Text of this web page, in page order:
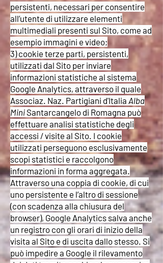
persistenti, necessari per consentire
all’utente di utilizzare elementi
multimediali presenti sul Sito, come ad
esempio immagini e video;
3) cookie terze parti, persistenti,
utilizzati dal Sito per inviare
informazioni statistiche al sistema
Google Analytics, attraverso il quale
Associaz. Naz. Partigiani d'Italia Alba
Mini Santarcangelo di Romagna può
effettuare analisi statistiche degli
accessi / visite al Sito. I cookie
utilizzati perseguono esclusivamente
scopi statistici e raccolgono
informazioni in forma aggregata.
Attraverso una coppia di cookie, di cui
uno persistente e l’altro di sessione
(con scadenza alla chiusura del
browser), Google Analytics salva anche
un registro con gli orari di inizio della
visita al Sito e di uscita dallo stesso. Si
può impedire a Google il rilevamento